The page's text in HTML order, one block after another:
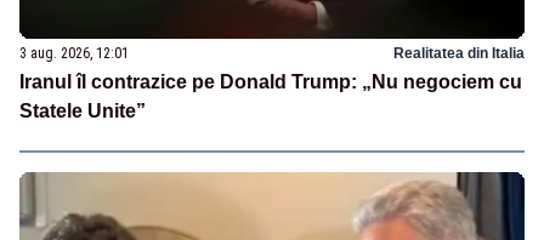
3 aug. 2026, 12:01 Realitatea din Italia
Iranul îl contrazice pe Donald Trump: „Nu negociem cu
Statele Unite”